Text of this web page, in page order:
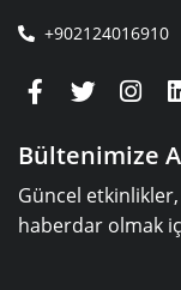
+902124016910
Bültenimize
Güncel
haberdar olmak